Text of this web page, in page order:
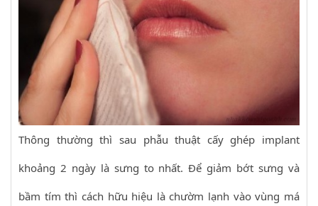
Thông thường thì sau phẫu thuật cấy ghép implant
khoảng 2 ngày là sưng to nhất. Để giảm bớt sưng và
bầm tím thì cách hữu hiệu là chườm lạnh vào vùng má